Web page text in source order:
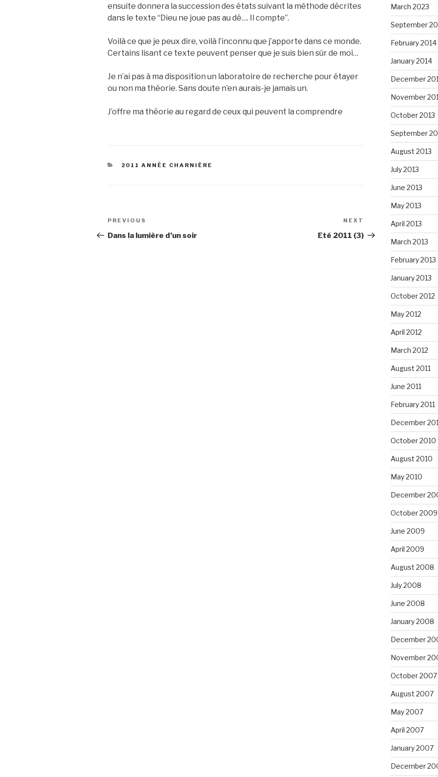
ensuite donnera la succession des états suivant la méthode décrites
dans le texte “Dieu ne joue pas au dé…. Il compte”.
Voilà ce que je peux dire, voilà l’inconnu que j’apporte dans ce monde.
Certains lisant ce texte peuvent penser que je suis bien sûr de moi…
Je n’ai pas à ma disposition un laboratoire de recherche pour étayer
ou non ma théorie. Sans doute n’en aurais-je jamais un.
J’offre ma théorie au regard de ceux qui peuvent la comprendre
CATEGORIES
2011 ANNÉE CHARNIÈRE
Post
navigation
Previous
Post
PREVIOUS
Dans la lumière d’un soir
Post
NEXT
Eté 2011 (3)
March 2023
September
February 2014
January 2014
December
November
October 2013
September
August 2013
July 2013
June 2013
May 2013
April 2013
March 2013
February 2013
January 2013
October 2012
May 2012
April 2012
March 2012
August 2011
June 2011
February 2011
December
October 2010
August 2010
May 2010
December
October 2009
June 2009
April 2009
August 2008
July 2008
June 2008
January 2008
December
November
October 2007
August 2007
May 2007
April 2007
January 2007
December